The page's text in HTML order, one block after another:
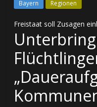
Bayern Regionen
Freistaat soll Zusagen